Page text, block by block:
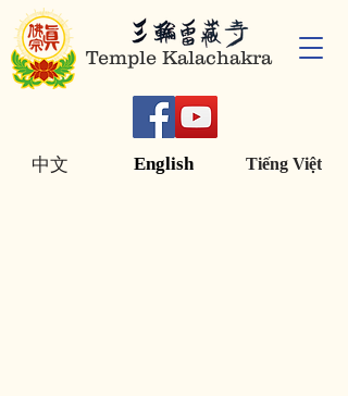
Temple Kalachakra
English Tiếng Việt
中文